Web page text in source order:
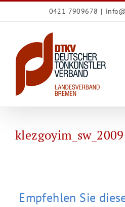
0421 7909678 |
klezgoyim_sw_2009
Empfehlen Sie